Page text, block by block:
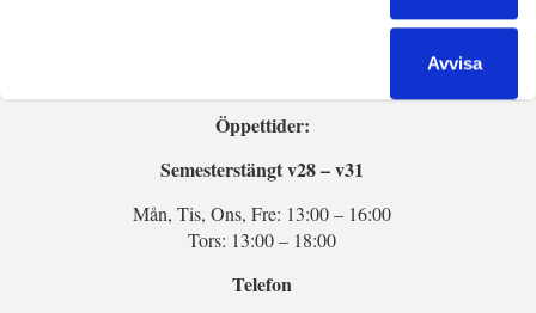
Avvisa
Öppettider:
Semesterstängt v28 – v31
Mån, Tis, Ons, Fre: 13:00 – 16:00
Tors: 13:00 – 18:00
Telefon